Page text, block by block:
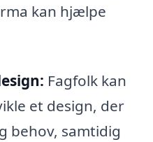
kan hjælpe
Fagfolk kan
et design, der
behov, samtidig